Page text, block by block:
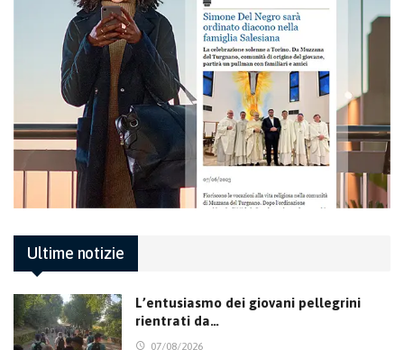
Ultime notizie
L’entusiasmo dei giovani pellegrini
rientrati da…
07/08/2026